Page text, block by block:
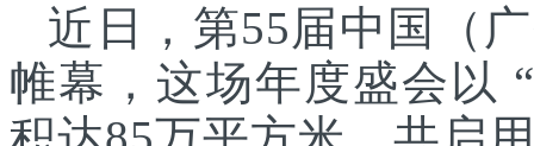
近日，第55届中国（
帷幕，这场年度盛会以